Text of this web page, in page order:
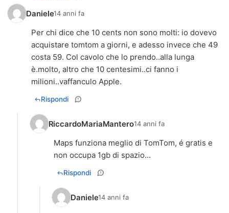
Daniele14 anni fa
Per chi dice che 10 cents non sono molti: io dovevo
acquistare tomtom a giorni, e adesso invece che 49
costa 59. Col cavolo che lo prendo..alla lunga
è.molto, altro che 10 centesimi..ci fanno i
milioni..vaffanculo Apple.
Rispondi
RiccardoMariaMantero14 anni fa
Maps funziona meglio di TomTom, é gratis e
non occupa 1gb di spazio...
Rispondi
Daniele14 anni fa